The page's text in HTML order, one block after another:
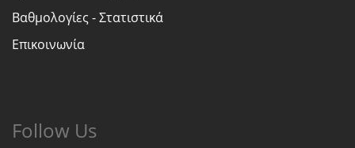
Βαθμολογίες - Στατιστικά
Επικοινωνία
Follow Us